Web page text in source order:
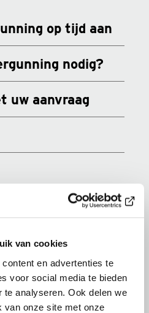
van cookies
en advertenties te
voor social media te bieden
analyseren. Ook delen we
van onze site met onze
op tijd aan
nodig?
uw aanvraag
gezondheid en
bijzondere